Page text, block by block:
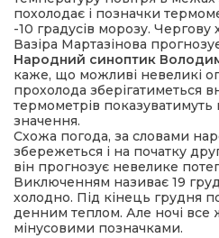
похолодає і позначки
-10 градусів морозу.
Вазіра Мартазінова
Народний синоптик
каже, що можливі невеликі
прохолода зберігатиметься
термометрів показуватимуть
значення.
Схожа погода, за словами
збережеться і на початку
він прогнозує невелике
Виключенням називає 19
холодно. Під кінець грудня
денним теплом. Але ночі все
мінусовими позначками.